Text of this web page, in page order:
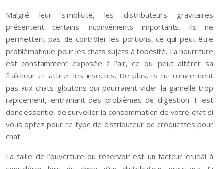
Malgré leur simplicité, les distributeurs gravitaires
présentent certains inconvénients importants. Ils ne
permettent pas de contrôler les portions, ce qui peut être
problématique pour les chats sujets à l’obésité. La nourriture
est constamment exposée à l’air, ce qui peut altérer sa
fraîcheur et attirer les insectes. De plus, ils ne conviennent
pas aux chats gloutons qui pourraient vider la gamelle trop
rapidement, entrainant des problèmes de digestion. Il est
donc essentiel de surveiller la consommation de votre chat si
vous optez pour ce type de distributeur de croquettes pour
chat.
La taille de l’ouverture du réservoir est un facteur crucial à